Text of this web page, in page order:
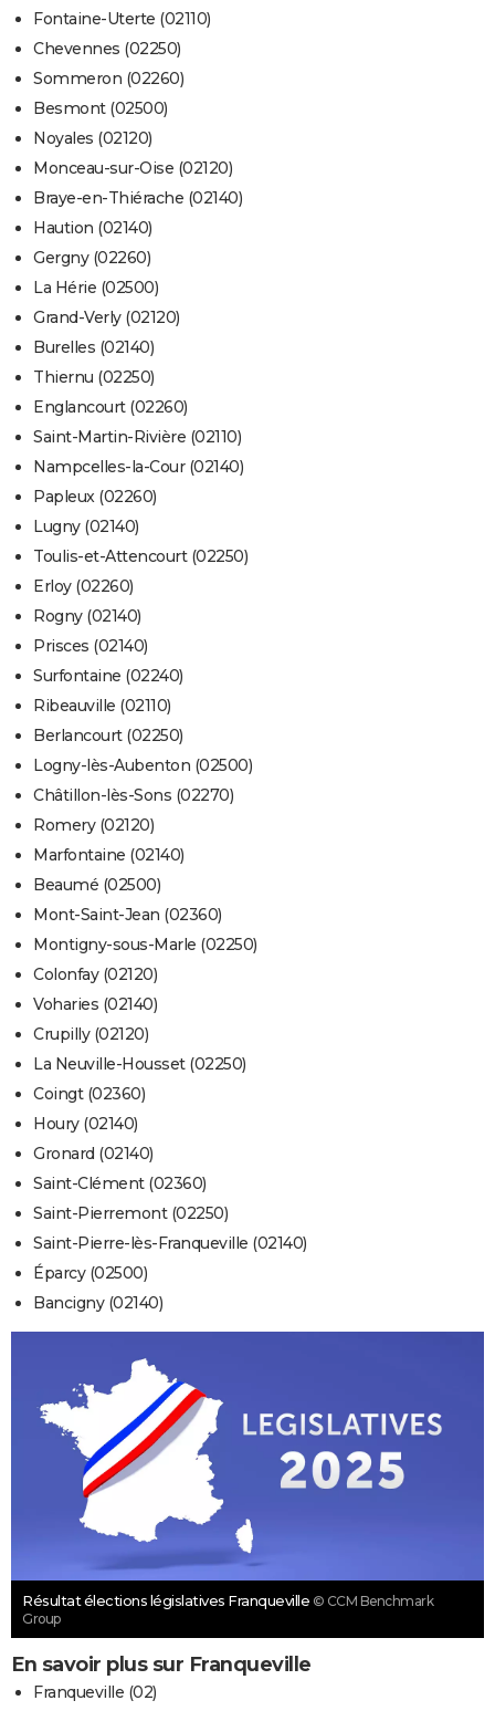
Fontaine-Uterte (02110)
Chevennes (02250)
Sommeron (02260)
Besmont (02500)
Noyales (02120)
Monceau-sur-Oise (02120)
Braye-en-Thiérache (02140)
Haution (02140)
Gergny (02260)
La Hérie (02500)
Grand-Verly (02120)
Burelles (02140)
Thiernu (02250)
Englancourt (02260)
Saint-Martin-Rivière (02110)
Nampcelles-la-Cour (02140)
Papleux (02260)
Lugny (02140)
Toulis-et-Attencourt (02250)
Erloy (02260)
Rogny (02140)
Prisces (02140)
Surfontaine (02240)
Ribeauville (02110)
Berlancourt (02250)
Logny-lès-Aubenton (02500)
Châtillon-lès-Sons (02270)
Romery (02120)
Marfontaine (02140)
Beaumé (02500)
Mont-Saint-Jean (02360)
Montigny-sous-Marle (02250)
Colonfay (02120)
Voharies (02140)
Crupilly (02120)
La Neuville-Housset (02250)
Coingt (02360)
Houry (02140)
Gronard (02140)
Saint-Clément (02360)
Saint-Pierremont (02250)
Saint-Pierre-lès-Franqueville (02140)
Éparcy (02500)
Bancigny (02140)
Résultat élections législatives Franqueville © CCM Benchmark
Group
En savoir plus sur Franqueville
Franqueville (02)